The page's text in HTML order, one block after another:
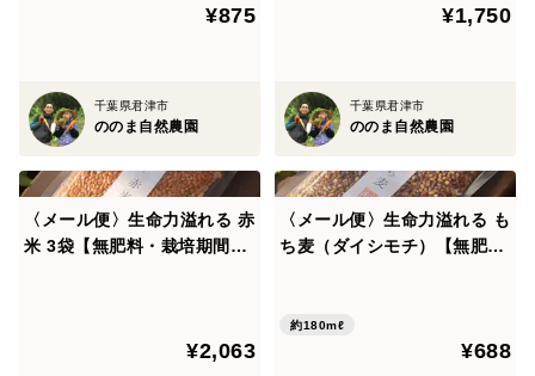
¥875
千葉県君津市
ののま自然農園
¥1,750
千葉県君津市
ののま自然農園
〈メール便〉生命力溢れる 赤
米 3袋【無肥料・栽培期間中
¥2,063
〈メール便〉生命力溢れる も
ち麦（ダイシモチ）【無肥
約180mℓ
¥688